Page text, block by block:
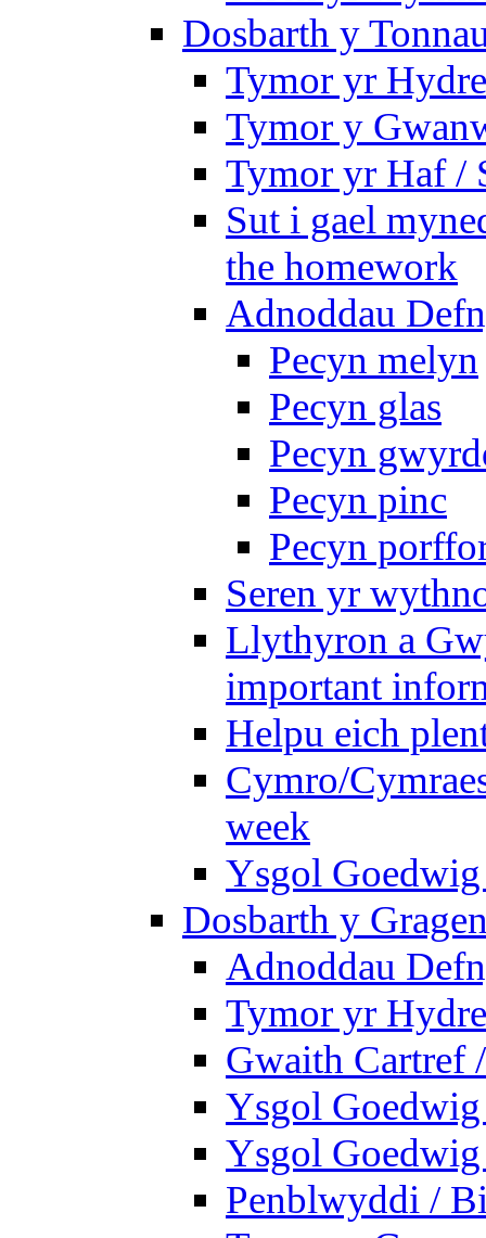
Dosbarth y
Tymor yr
Tymor y
Tymor yr Haf /
Sut i gael
the homework
Adnoddau
Pecyn melyn
Pecyn glas
Pecyn
Pecyn pinc
Pecyn
Seren yr
Llythyron a
important
Helpu eich
Cymro/
week
Ysgol
Dosbarth y
Adnoddau
Tymor yr
Gwaith Cartref
Ysgol
Ysgol
Penblwyddi /